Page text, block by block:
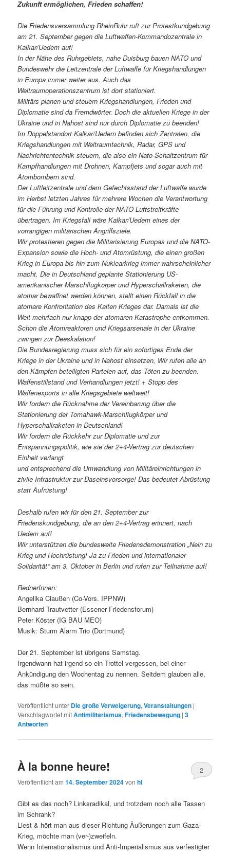
Zukunft ermöglichen, Frieden schaffen!
Die Friedensversammlung RheinRuhr ruft zur Protestkundgebung
am 21. September gegen die Luftwaffen-Kommandozentrale in
Kalkar/Uedem auf!
In der Nähe des Ruhrgebiets, nahe Duisburg bauen NATO und
Bundeswehr die Leitzentrale der Luftwaffe für Kriegshandlungen
in Europa immer weiter aus. Auch das
Weltraumoperationszentrum ist dort stationiert.
Militärs planen und steuern Kriegshandlungen, Frieden und
Diplomatie sind da Fremdwörter. Doch die aktuellen Kriege in der
Ukraine und in Nahost sind nur durch Diplomatie zu beenden!
Im Doppelstandort Kalkar/Uedem befinden sich Zentralen, die
Kriegshandlungen mit Weltraumtechnik, Radar, GPS und
Nachrichtentechnik steuern, die also ein Nato-Schaltzentrum für
Kampfhandlungen mit Drohnen, Kampfjets und sogar auch mit
Atombombern sind.
Der Luftleitzentrale und dem Gefechtsstand der Luftwaffe wurde
im Herbst letzten Jahres für mehrere Wochen die Verantwortung
für die Führung und Kontrolle der NATO-Luftstreitkräfte
übertragen. Im Kriegsfall wäre Kalkar/Uedem eines der
vorrangigen militärischen Angriffsziele.
Wir protestieren gegen die Militarisierung Europas und die NATO-
Expansion sowie die Hoch- und Atomrüstung, die einen großen
Krieg in Europa bis hin zum Nuklearkrieg immer wahrscheinlicher
macht. Die in Deutschland geplante Stationierung US-
amerikanischer Marschflugkörper und Hyperschallraketen, die
atomar bewaffnet werden können, stellt einen Rückfall in die
atomare Konfrontation des Kalten Krieges dar. Damals ist die
Welt mehrfach nur knapp der atomaren Katastrophe entkommen.
Schon die Atomreaktoren und Kriegsarsenale in der Ukraine
zwingen zur Deeskalation!
Die Bundesregierung muss sich für ein sofortiges Ende der
Kriege in der Ukraine und in Nahost einsetzen, Wir rufen alle an
den Kämpfen beteiligten Parteien auf, das Töten zu beenden.
Waffenstillstand und Verhandlungen jetzt! + Stopp des
Waffenexports in alle Kriegsgebiete weltweit!
Wir fordern die Rücknahme der Vereinbarung über die
Stationierung der Tomahawk-Marschflugkörper und
Hyperschallraketen in Deutschland!
Wir fordern die Rückkehr zur Diplomatie und zur
Entspannungspolitik, wie sie der 2+4-Vertrag zur deutschen
Einheit verlangt
und entsprechend die Umwandlung von Militäreinrichtungen in
zivile Infrastruktur zur Daseinsvorsorge! Das bedeutet Abrüstung
statt Aufrüstung!
Deshalb rufen wir für den 21. September zur
Friedenskundgebung, die an den 2+4-Vertrag erinnert, nach
Uedem auf!
Wir unterstützen die bundesweite Friedensdemonstration „Nein zu
Krieg und Hochrüstung! Ja zu Frieden und internationaler
Solidarität“ am 3. Oktober in Berlin und rufen zur Teilnahme auf!
RednerInnen:
Angelika Claußen (Co-Vors. IPPNW)
Bernhard Trautvetter (Essener Friedensforum)
Peter Köster (IG BAU MEO)
Musik: Sturm Alarm Trio (Dortmund)
Der 21. September ist übrigens Samstag.
Irgendwann hat irgend so ein Trottel vergessen, bei einer
Ankündigung den Wochentag zu nennen. Seitdem glauben alle,
das müßte so sein.
Veröffentlicht unter Die große Verweigerung,Veranstaltungen |
Verschlagwortet mitAntimilitarismus,Friedensbewegung |3
Antworten
À la bonne heure!
Veröffentlicht am14. September 2024vonhl
2
Gibt es das noch? Linksradikal, und trotzdem noch alle Tassen
im Schrank?
Liest & hört man aus dieser Richtung Äußerungen zum Gaza-
Krieg, möchte man (ver-)zweifeln.
Wenn Internationalismus und Anti-Imperialismus aus verfestigter